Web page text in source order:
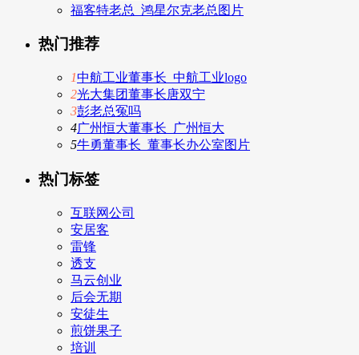
福客特老总_鸿星尔克老总图片
热门推荐
1中航工业董事长_中航工业logo
2光大集团董事长唐双宁
3彭老总冤吗
4广州恒大董事长_广州恒大
5牛勇董事长_董事长办公室图片
热门标签
互联网公司
安居客
雷锋
透支
马云创业
后会无期
安徒生
煎饼果子
培训